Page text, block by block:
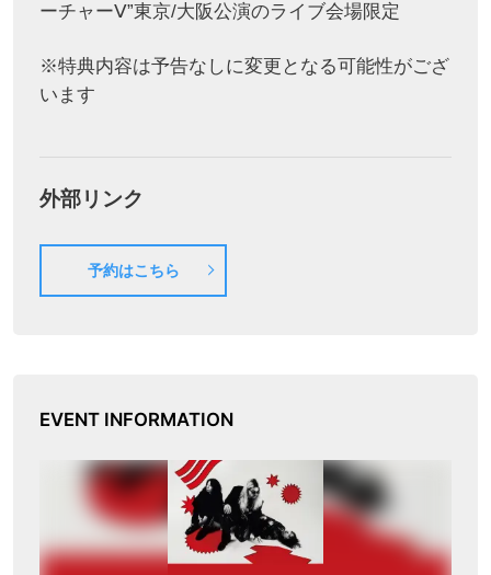
ーチャーⅤ”東京/大阪公演のライブ会場限定
※特典内容は予告なしに変更となる可能性がござ
います
外部リンク
予約はこちら
EVENT INFORMATION